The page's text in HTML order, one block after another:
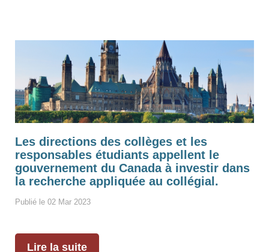
Les directions des collèges et les
responsables étudiants appellent le
gouvernement du Canada à investir dans
la recherche appliquée au collégial.
Publié le 02 Mar 2023
Lire la suite